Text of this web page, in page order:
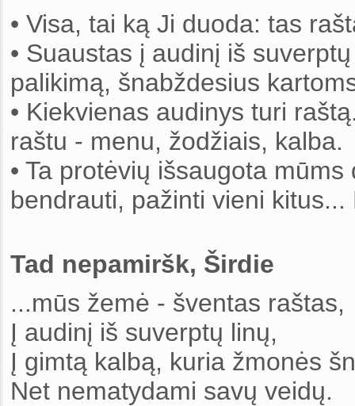
• Visa, tai ką Ji duoda: tas
• Suaustas į audinį iš
palikimą, šnabždesius
• Kiekvienas audinys turi
raštu - menu, žodžiais, kalba.
• Ta protėvių išsaugota
bendrauti, pažinti vieni kitus...
Tad nepamiršk, Širdie
...mūs žemė - šventas raštas,
Į audinį iš suverptų linų,
Į gimtą kalbą, kuria žmonės
Net nematydami savų veidų.